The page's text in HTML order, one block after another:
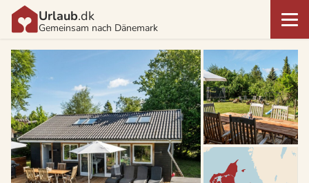
Urlaub.dk
Gemeinsam nach Dänemark